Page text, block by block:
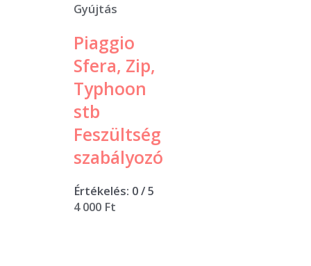
Gyújtás
Piaggio
Sfera, Zip,
Typhoon
stb
Feszültség
szabályozó
Értékelés: 0/ 5
4 000 Ft